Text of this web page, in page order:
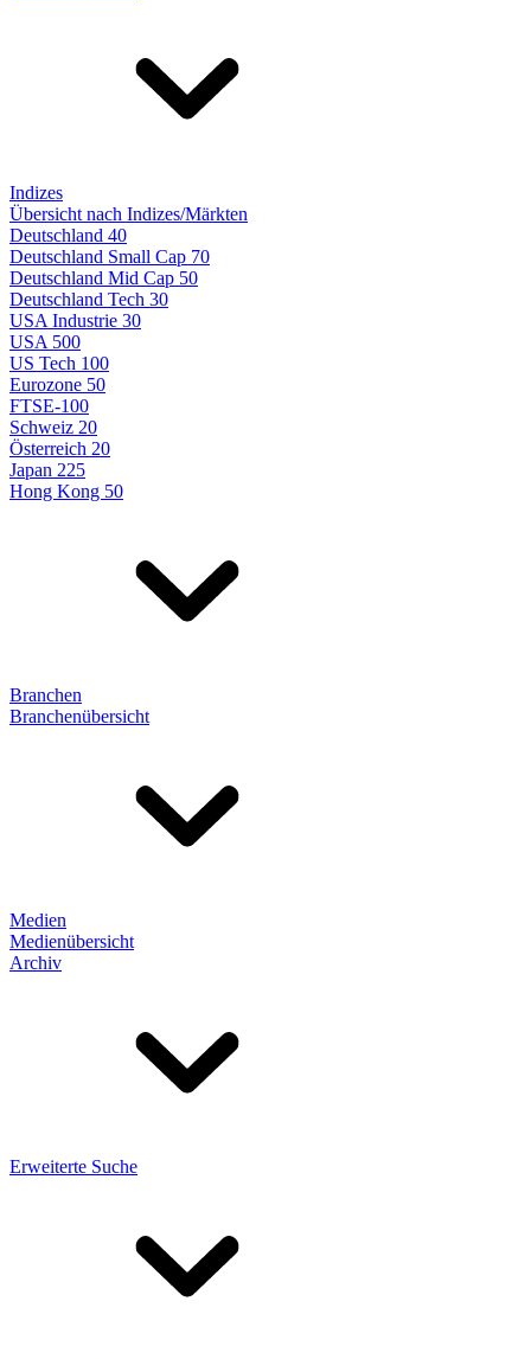
Indizes
Übersicht nach Indizes/Märkten
Deutschland 40
Deutschland Small Cap 70
Deutschland Mid Cap 50
Deutschland Tech 30
USA Industrie 30
USA 500
US Tech 100
Eurozone 50
FTSE-100
Schweiz 20
Österreich 20
Japan 225
Hong Kong 50
Branchen
Branchenübersicht
Medien
Medienübersicht
Archiv
Erweiterte Suche